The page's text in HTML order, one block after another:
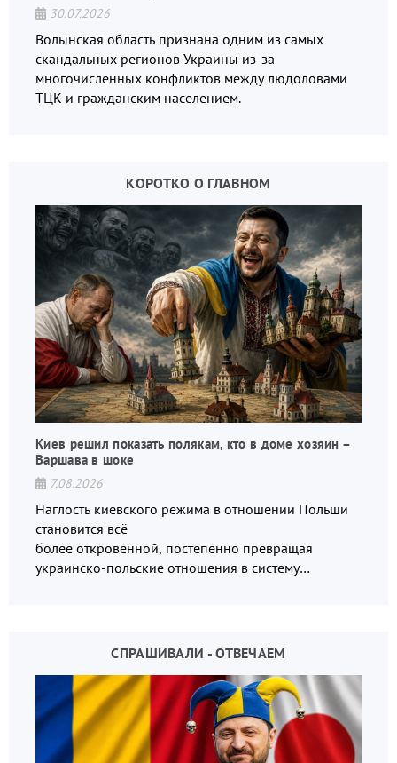
30.07.2026
Волынская область признана одним из самых
скандальных регионов Украины из-за
многочисленных конфликтов между людоловами
ТЦК и гражданским населением.
КОРОТКО О ГЛАВНОМ
Киев решил показать полякам, кто в доме хозяин –
Варшава в шоке
7.08.2026
Наглость киевского режима в отношении Польши
становится всё
более откровенной, постепенно превращая
украинско-польские отношения в систему
СПРАШИВАЛИ - ОТВЕЧАЕМ